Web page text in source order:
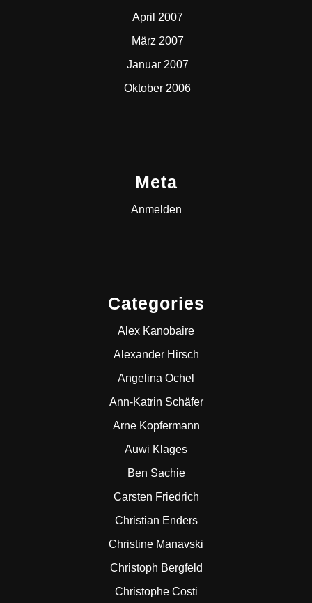
April 2007
März 2007
Januar 2007
Oktober 2006
Meta
Anmelden
Categories
Alex Kanobaire
Alexander Hirsch
Angelina Ochel
Ann-Katrin Schäfer
Arne Kopfermann
Auwi Klages
Ben Sachie
Carsten Friedrich
Christian Enders
Christine Manavski
Christoph Bergfeld
Christophe Costi